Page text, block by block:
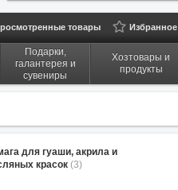
товары Избранное
Подарки,
галантерея и
сувениры
Хозтовары и
продукты
для гуаши, акрила и
красок(3)